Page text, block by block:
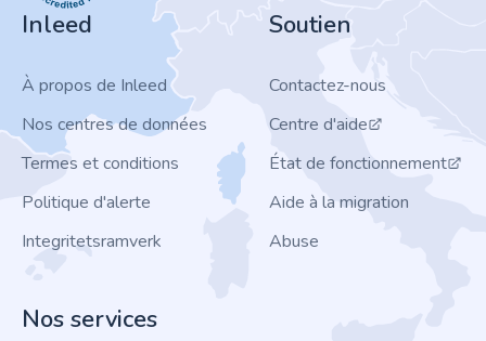
Inleed
À propos de Inleed
Nos centres de données
Termes et conditions
Politique d'alerte
Integritetsramverk
Soutien
Contactez-nous
Centre d'aide
État de fonctionnement
Aide à la migration
Abuse
Nos services